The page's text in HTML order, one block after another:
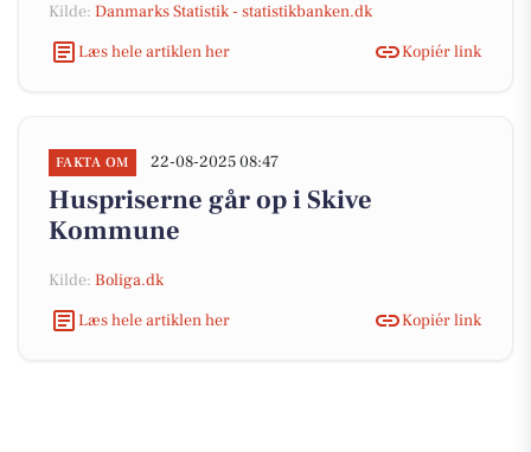
Kilde: Danmarks Statistik - statistikbanken.dk
Læs hele artiklen her
Kopiér link
FAKTA OM 22-08-2025 08:47
Huspriserne går op i Skive
Kommune
Kilde: Boliga.dk
Læs hele artiklen her
Kopiér link